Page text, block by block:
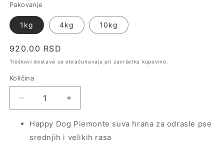
Pakovanje
1kg 4kg 10kg
Regularna
cena
920.00 RSD
Troškovi dostave se obračunavaju pri završetku kupovine.
Količina
Smanji
količinu
za
Happy
Povećaj
količinu
za
Happy
Happy Dog Piemonte suva hrana za odrasle pse
srednjih i velikih rasa